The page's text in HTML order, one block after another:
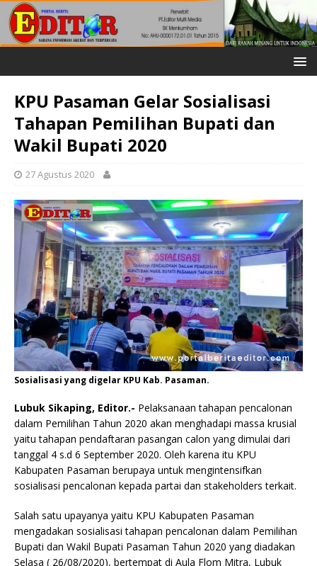
KPU Pasaman Gelar Sosialisasi
Tahapan Pemilihan Bupati dan
Wakil Bupati 2020
27 Agustus 2020
Sosialisasi yang digelar KPU Kab. Pasaman.
Lubuk Sikaping, Editor.- Pelaksanaan tahapan pencalonan
dalam Pemilihan Tahun 2020 akan menghadapi massa krusial
yaitu tahapan pendaftaran pasangan calon yang dimulai dari
tanggal 4 s.d 6 September 2020. Oleh karena itu KPU
Kabupaten Pasaman berupaya untuk mengintensifkan
sosialisasi pencalonan kepada partai dan stakeholders terkait.
Salah satu upayanya yaitu KPU Kabupaten Pasaman
mengadakan sosialisasi tahapan pencalonan dalam Pemilihan
Bupati dan Wakil Bupati Pasaman Tahun 2020 yang diadakan
Selasa ( 26/08/2020), bertempat di Aula Flom Mitra, Lubuk